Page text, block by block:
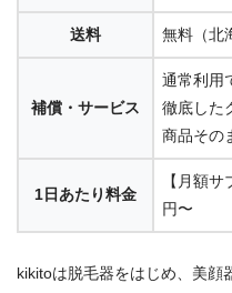
送料 無料（北
補償・サービス
通常利用
徹底した
商品その
1日あたり料金
【月額
円〜
kikitoは脱毛器をはじめ、美顔